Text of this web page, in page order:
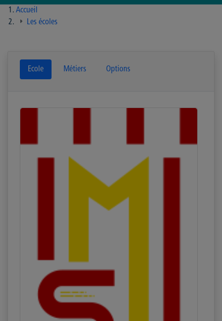
Accueil
Les écoles
Ecole Métiers Options